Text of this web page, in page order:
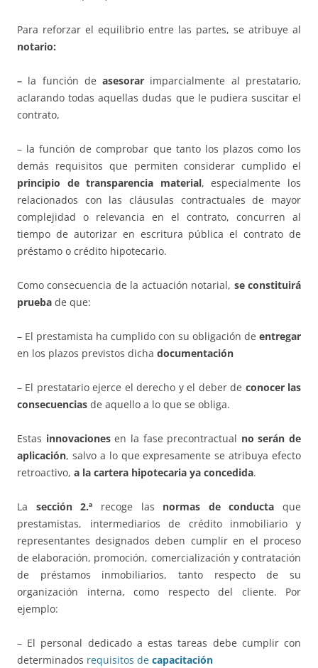
Para reforzar el equilibrio entre las partes, se atribuye al
notario:
– la función deasesorar imparcialmente al prestatario,
aclarando todas aquellas dudas que le pudiera suscitar el
contrato,
– la función de comprobar que tanto los plazos como los
demás requisitos que permiten considerar cumplido el
principio de transparencia material, especialmente los
relacionados con las cláusulas contractuales de mayor
complejidad o relevancia en el contrato, concurren al
tiempo de autorizar en escritura pública el contrato de
préstamo o crédito hipotecario.
Como consecuencia de la actuación notarial, se constituirá
prueba de que:
– El prestamista ha cumplido con su obligación de entregar
en los plazos previstos dicha documentación
– El prestatario ejerce el derecho y el deber de conocer las
consecuencias de aquello a lo que se obliga.
Estas innovacionesen la fase precontractual no serán de
aplicación, salvo a lo que expresamente se atribuya efecto
retroactivo, a la cartera hipotecaria ya concedida.
La sección 2.ª recoge las normas de conducta que
prestamistas, intermediarios de crédito inmobiliario y
representantes designados deben cumplir en el proceso
de elaboración, promoción, comercialización y contratación
de préstamos inmobiliarios, tanto respecto de su
organización interna, como respecto del cliente. Por
ejemplo:
– El personal dedicado a estas tareas debe cumplir con
determinados requisitos de capacitación